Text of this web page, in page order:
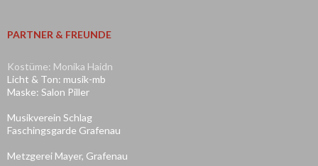
PARTNER & FREUNDE
Kostüme: Monika Haidn
Licht & Ton: musik-mb
Maske: Salon Piller
Musikverein Schlag
Faschingsgarde Grafenau
Metzgerei Mayer, Grafenau